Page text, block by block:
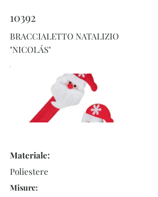
10392
BRACCIALETTO NATALIZIO
"NICOLÁS"
Materiale:
Poliestere
Misure: